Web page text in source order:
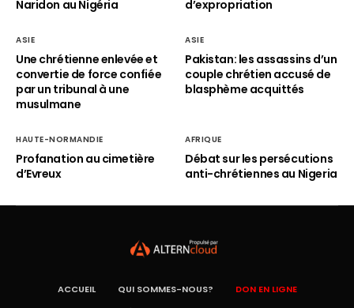
Naridon au Nigéria
d’expropriation
ASIE
Une chrétienne enlevée et
convertie de force confiée
par un tribunal à une
musulmane
ASIE
Pakistan: les assassins d’un
couple chrétien accusé de
blasphème acquittés
HAUTE-NORMANDIE
Profanation au cimetière
d’Evreux
AFRIQUE
Débat sur les persécutions
anti-chrétiennes au Nigeria
ACCUEIL QUI SOMMES-NOUS? DON EN LIGNE